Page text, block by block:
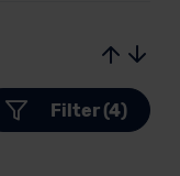
Filter (4)